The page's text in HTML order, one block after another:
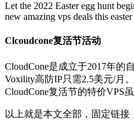
Let the 2022 Easter egg hunt
new amazing vps deals this
Clcoudcone复活节活动
CloudCone是成立于2017年
Voxility高防IP只需2.5美元/月
CloudCone复活节的特价VPS
以上就是本文全部，固定链接